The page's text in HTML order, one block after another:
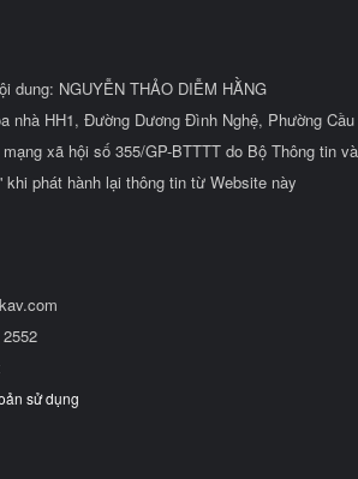
dung: NGUYỄN THẢO DIỄM HẰNG
nhà HH1, Đường Dương Đình Nghệ, Phường
xã hội số 355/GP-BTTTT do Bộ Thông tin
khi phát hành lại thông tin từ Website này
sử dụng